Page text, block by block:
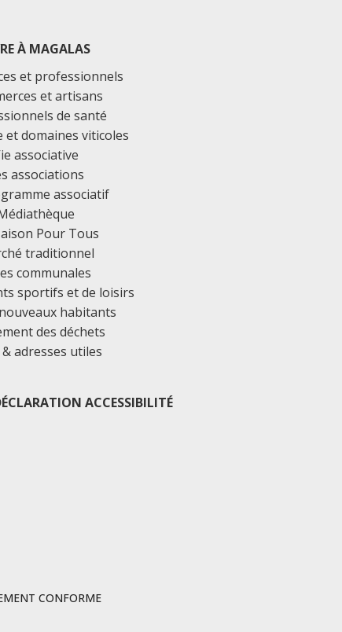
À MAGALAS
et professionnels
et artisans
de santé
et domaines viticoles
associative
associations
associatif
Pour Tous
traditionnel
communales
sportifs et de loisirs
habitants
des déchets
adresses utiles
ACCESSIBILITÉ
CONFORME